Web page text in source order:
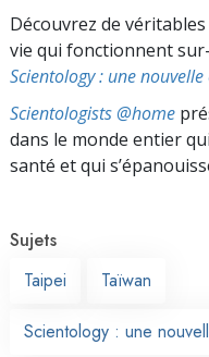
Découvrez de
vie qui fonctionnent
Scientology : une
Scientologists @home
dans le monde entier
santé et qui
Sujets
Taipei
Taïwan
Scientology : une